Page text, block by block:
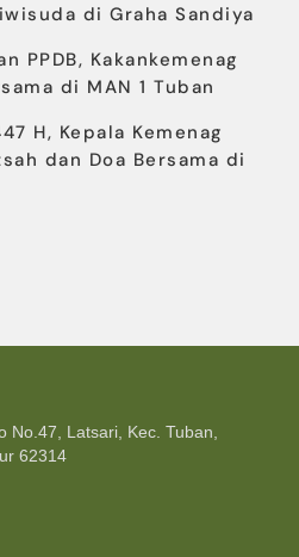
di Graha Sandiya
PPDB, Kakankemenag
di MAN 1 Tuban
H, Kepala Kemenag
dan Doa Bersama di
No.47, Latsari, Kec. Tuban,
62314